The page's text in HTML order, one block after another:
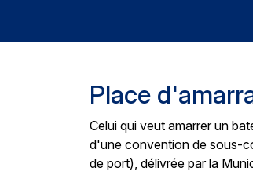
Place
Celui qui veut amarrer un
d'une convention de sous-
de port), délivrée par la